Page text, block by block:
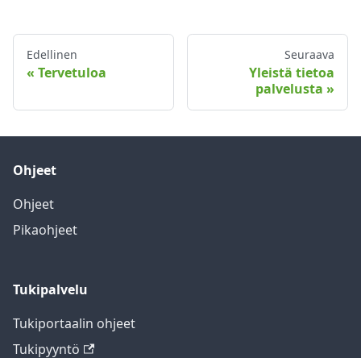
Edellinen
Tervetuloa
Seuraava
Yleistä tietoa
palvelusta
Ohjeet
Ohjeet
Pikaohjeet
Tukipalvelu
Tukiportaalin ohjeet
Tukipyyntö